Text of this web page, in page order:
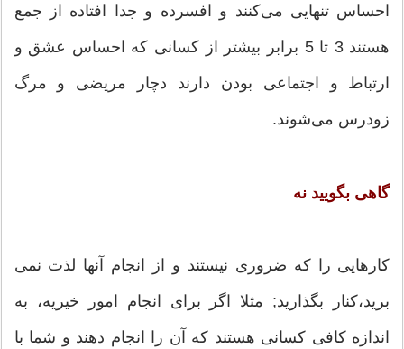
احساس تنهایی می‌کنند و افسرده و جدا افتاده از جمع
هستند 3 تا 5 برابر بیشتر از کسانی که احساس عشق و
ارتباط و اجتماعی بودن دارند دچار مریضی و مرگ
زودرس می‌شوند.
گاهی بگویید نه
کارهایی را که ضروری نیستند و از انجام آنها لذت نمی
برید،کنار بگذارید; مثلا اگر برای انجام امور خیریه، به
اندازه کافی کسانی هستند که آن را انجام دهند و شما با